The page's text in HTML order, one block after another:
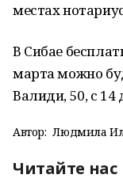
местах
В Сибае
марта можно
Валиди, 50, с 14
Автор: Людмила
Читайте нас